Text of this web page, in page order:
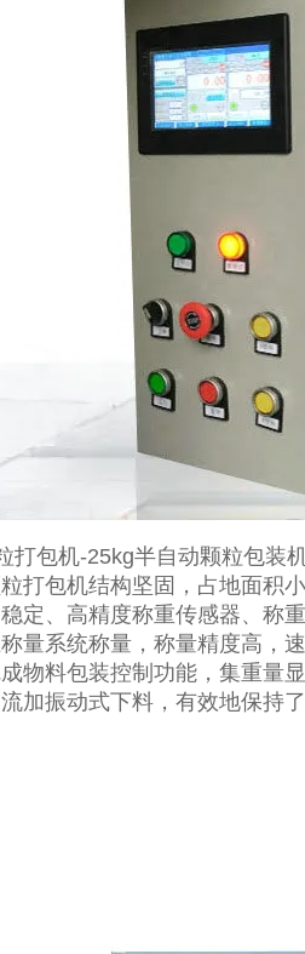
打包机结构坚固，占地面积
定、高精度称重传感器、称
量系统称量，称量精度高，速
物料包装控制功能，集重量
加振动式下料，有效地保持了